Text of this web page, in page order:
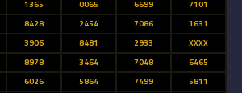
1365 0065 6699
7101
8428 2454 7086
1631
3906 8481 2933
XXXX
8978 3464 7048
6465
6026 5864 7499
5811